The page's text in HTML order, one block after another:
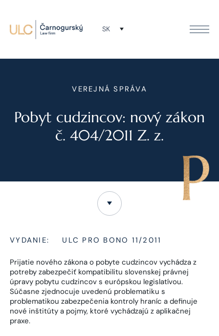
SK
VEREJNÁ SPRÁVA
Pobyt cudzincov: nový zákon
č. 404/2011 Z. z.
VYDANIE: ULC PRO BONO 11/2011
Prijatie nového zákona o pobyte cudzincov vychádza z
potreby zabezpečiť kompatibilitu slovenskej právnej
úpravy pobytu cudzincov s európskou legislatívou.
Súčasne zjednocuje uvedenú problematiku s
problematikou zabezpečenia kontroly hraníc a definuje
nové inštitúty a pojmy, ktoré vychádzajú z aplikačnej
praxe.